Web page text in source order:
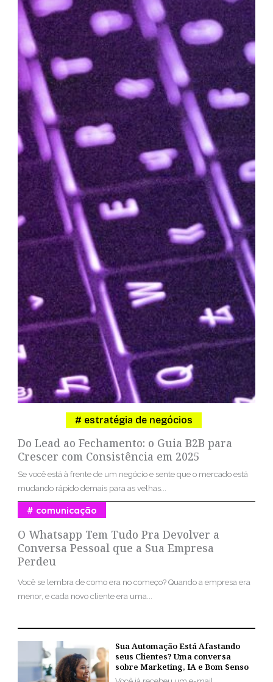
Do Lead ao Fechamento: o Guia B2B para
Crescer com Consistência em 2025
estratégia de negócios
Se você está à frente de um negócio e sente que o mercado está
mudando rápido demais para as velhas...
O Whatsapp Tem Tudo Pra Devolver a
Conversa Pessoal que a Sua Empresa
Perdeu
comunicação
Você se lembra de como era no começo? Quando a empresa era
menor, e cada novo cliente era uma...
Sua Automação Está Afastando
seus Clientes? Uma conversa
sobre Marketing, IA e Bom Senso